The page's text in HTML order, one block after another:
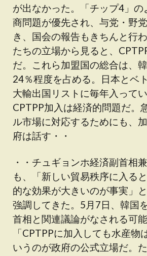
が出なかった。「チップ4」の
商問題が優先され、与党・野
き、国会の報告もきちんと行
たちの立場から見ると、
だ。これら加盟国の総合は、
24％程度を占める。日本とベ
大輸出国リストに毎年入って
CPTPP加入は経済的問題だ。
ル市場に対応するためにも、
府は話す・・
・・チュギョンホ経済副首相
も、「新しい貿易秩序に入る
的な効果が大きいのが事実」
強調してきた。5月7日、韓国
首相と関連議論がなされる可
「CPTPPに加入しても水産物
いうのが政府の公式立場だ。